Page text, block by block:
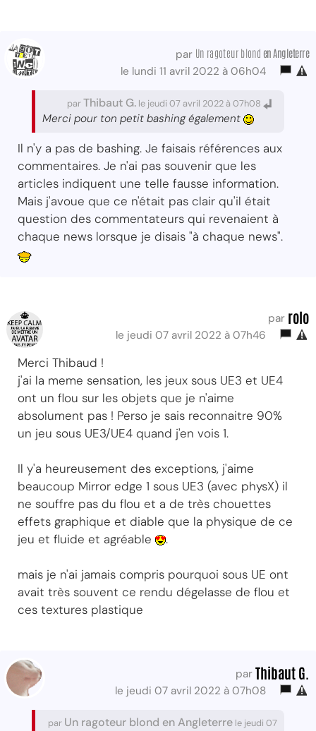
par Un ragoteur blond en Angleterre
le lundi 11 avril 2022 à 06h04
parThibaut G. le jeudi 07 avril 2022 à 07h08
Merci pour ton petit bashing également
Il n'y a pas de bashing. Je faisais références aux
commentaires. Je n'ai pas souvenir que les
articles indiquent une telle fausse information.
Mais j'avoue que ce n'était pas clair qu'il était
question des commentateurs qui revenaient à
chaque news lorsque je disais "à chaque news".
par rolo
le jeudi 07 avril 2022 à 07h46
Merci Thibaud !
j'ai la meme sensation, les jeux sous UE3 et UE4
ont un flou sur les objets que je n'aime
absolument pas ! Perso je sais reconnaitre 90%
un jeu sous UE3/UE4 quand j'en vois 1.
Il y'a heureusement des exceptions, j'aime
beaucoup Mirror edge 1 sous UE3 (avec physX) il
ne souffre pas du flou et a de très chouettes
effets graphique et diable que la physique de ce
jeu et fluide et agréable
.
mais je n'ai jamais compris pourquoi sous UE ont
avait très souvent ce rendu dégelasse de flou et
ces textures plastique
par Thibaut G.
le jeudi 07 avril 2022 à 07h08
par Un ragoteur blond en Angleterre le jeudi 07